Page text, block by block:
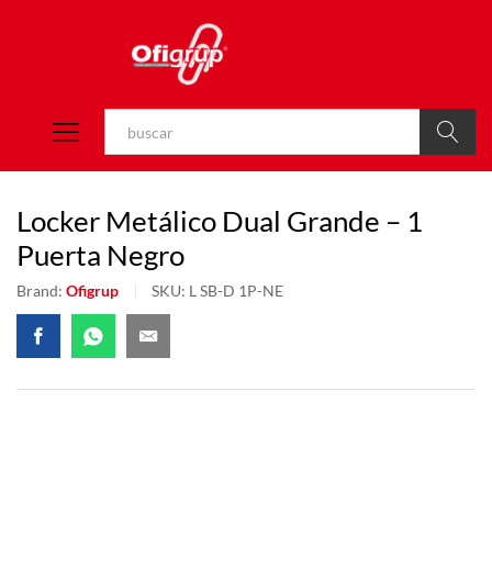
Buscar
Locker Metálico Dual Grande – 1
Puerta Negro
Brand: Ofigrup SKU: L SB-D 1P-NE